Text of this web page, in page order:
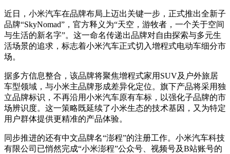
近日，小米汽车在品牌布局上迈出关键一步，正式推出全新子
品牌“SkyNomad”，官方释义为“天空，游牧者，一个关于空间
与生活的新名字”。这一命名传递出品牌对自由探索与多元生
活场景的追求，标志着小米汽车正式切入增程式电动车细分市
场。
据多方信息整合，该品牌将聚焦增程式家用SUV及户外旅居
车型领域，与小米主品牌形成差异化定位。旗下产品将采用独
立品牌标识，不再沿用小米汽车原有车标，以强化子品牌的市
场辨识度。这一策略既延续了小米生态的技术基因，又为特定
用户群体提供更精准的产品体验。
同步推进的还有中文品牌名“澎程”的注册工作。小米汽车科技
有限公司已悄然完成“小米澎程”公众号、视频号及B站账号的